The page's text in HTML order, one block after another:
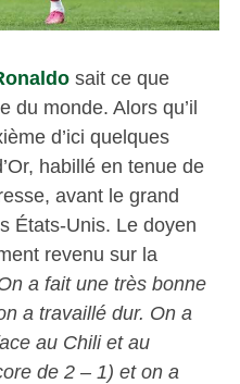
sait ce que
du monde. Alors qu’il
d’ici quelques
habillé en tenue de
avant le grand
États-Unis. Le doyen
revenu sur la
a fait une très bonne
a travaillé dur. On a
au Chili et au
de 2 – 1) et on a